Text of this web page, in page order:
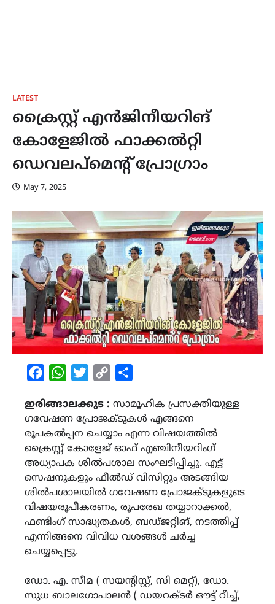
LATEST
ക്രൈസ്റ്റ് എൻജിനീയറിങ്
കോളേജിൽ ഫാക്കൽറ്റി
ഡെവലപ്മെൻ്റ് പ്രോഗ്രാം
May 7, 2025
FacebookWhatsAppTwitterCopy
ഇരിങ്ങാലക്കുട : സാമൂഹിക പ്രസക്തിയുള്ള
ഗവേഷണ പ്രോജക്ടുകൾ എങ്ങനെ
രൂപകൽപ്പന ചെയ്യാം എന്ന വിഷയത്തിൽ
ക്രൈസ്റ്റ് കോളേജ് ഓഫ് എഞ്ചിനീയറിംഗ്
അധ്യാപക ശിൽപശാല സംഘടിപ്പിച്ചു. എട്ട്
സെഷനുകളും ഫീൽഡ് വിസിറ്റും അടങ്ങിയ
ശിൽപശാലയിൽ ഗവേഷണ പ്രോജക്ടുകളുടെ
വിഷയരൂപീകരണം, രൂപരേഖ തയ്യാറാക്കൽ,
ഫണ്ടിംഗ് സാദ്ധ്യതകൾ, ബഡ്ജറ്റിങ്, നടത്തിപ്പ്
എന്നിങ്ങനെ വിവിധ വശങ്ങൾ ചർച്ച
ചെയ്യപ്പെട്ടു.
ഡോ. എ. സീമ ( സയൻ്റിസ്റ്റ്, സി മെറ്റ്), ഡോ.
സുധ ബാലഗോപാലൻ ( ഡയറക്ടർ ഔട്ട് റീച്ച്,